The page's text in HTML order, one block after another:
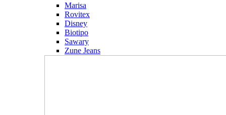
Marisa
Rovitex
Disney
Biotipo
Sawary
Zune Jeans